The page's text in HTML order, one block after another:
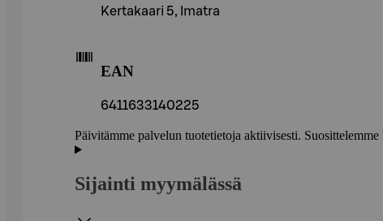
Kertakaari 5, Imatra
EAN
6411633140225
Päivitämme palvelun tuotetietoja aktiivisesti.
Sijainti myymälässä